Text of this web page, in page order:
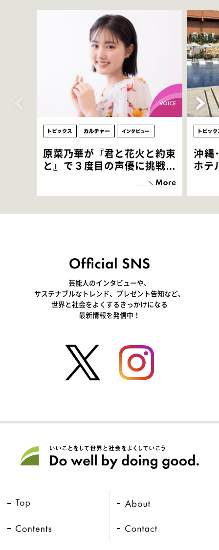
原菜乃華が『君と花火と約束
と』で３度目の声優に挑戦！
「お邪魔させてもらっている
感覚ですが､お芝居に没頭で
沖縄
ホテ
芸能人のインタビューや、
サステナブルなトレンド、プレゼント告知など、
世界と社会をよくするきっかけになる
最新情報を発信中！